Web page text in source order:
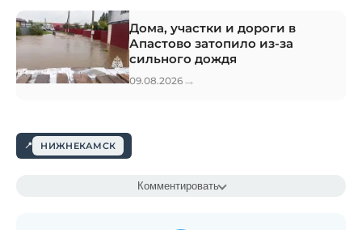
Дома, участки и дороги в
Апастово затопило из-за
сильного дождя
09.08.2026 →
НИЖНЕКАМСК
Комментировать